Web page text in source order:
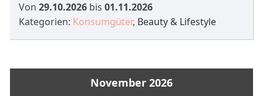
Von29.10.2026 bis01.11.2026
Kategorien: Konsumgüter, Beauty & Lifestyle
November 2026